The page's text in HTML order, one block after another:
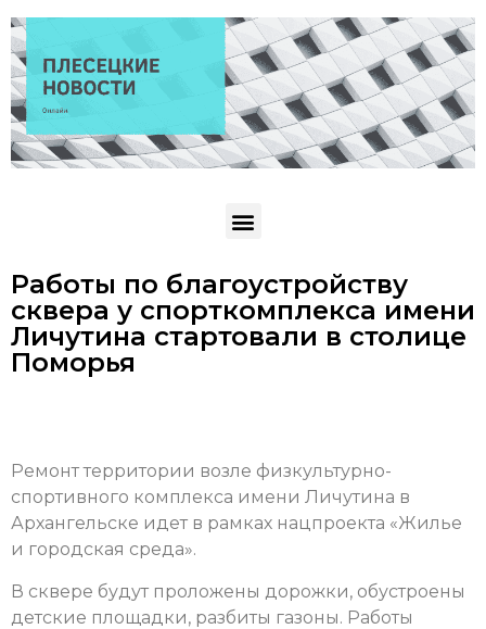
Работы по благоустройству
сквера у спорткомплекса имени
Личутина стартовали в столице
Поморья
Ремонт территории возле физкультурно-
спортивного комплекса имени Личутина в
Архангельске идет в рамках нацпроекта «Жилье
и городская среда».
В сквере будут проложены дорожки, обустроены
детские площадки, разбиты газоны. Работы